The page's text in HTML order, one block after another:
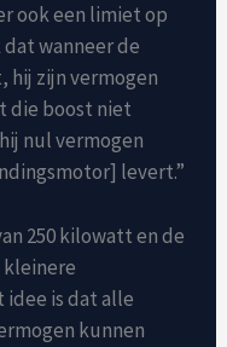
ook een limiet op
wanneer de
zijn vermogen
die boost niet
nul vermogen
levert.”
250 kilowatt en de
is dat alle
kunnen